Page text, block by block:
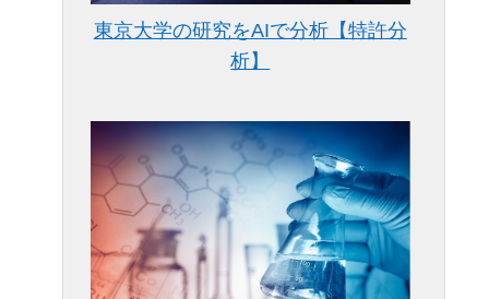
東京大学の研究をAIで分析【特許分
析】